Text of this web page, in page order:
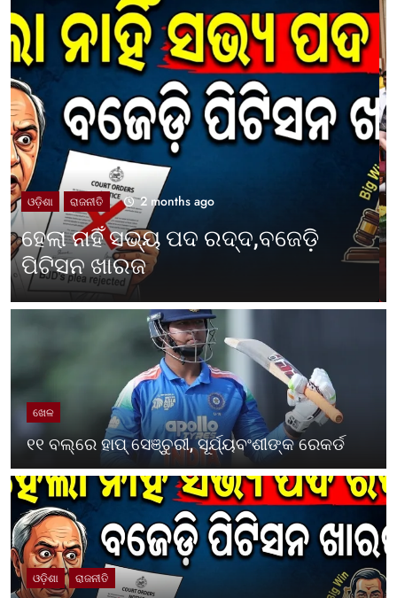
UNCATEGORIZED 2 months ago
ଓଡ଼ିଶା ପାଳିଲା ପଶ୍ଚିମବଙ୍ଗ
ପ୍ରତିଷ୍ଠା ଦିବସ
ଖେଳ
୧୧ ବଲ୍‌ରେ ହାପ୍ ସେଞ୍ଚୁରୀ, ସୂର୍ଯ୍ୟବଂଶୀଙ୍କ ରେକର୍ଡ
ଓଡ଼ିଶା ରାଜନୀତି